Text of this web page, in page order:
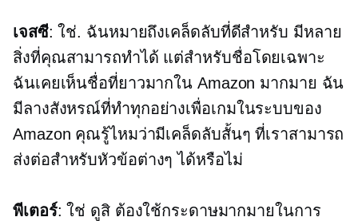
เจสซี: ใช่. ฉันหมายถึงเคล็ดลับที่ดีสำหรับ มีหลาย
สิ่งที่คุณสามารถทำได้ แต่สำหรับชื่อโดยเฉพาะ
ฉันเคยเห็นชื่อที่ยาวมากใน Amazon มากมาย ฉัน
มีลางสังหรณ์ที่ทำทุกอย่างเพื่อเกมในระบบของ
Amazon คุณรู้ไหมว่ามีเคล็ดลับสั้นๆ ที่เราสามารถ
ส่งต่อสำหรับหัวข้อต่างๆ ได้หรือไม่
พีเตอร์: ใช่ ดูสิ ต้องใช้กระดาษมากมายในการ